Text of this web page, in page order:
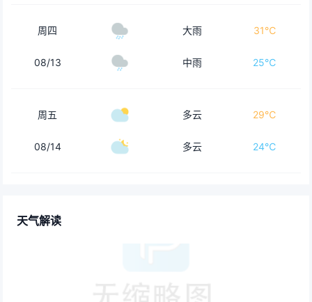
周四 大雨 31℃
08/13 中雨 25℃
周五 多云 29℃
08/14 多云 24℃
天气解读